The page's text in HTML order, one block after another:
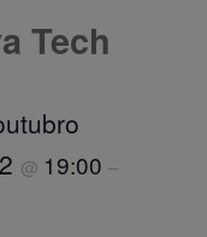
Tech
@ 19:00 –